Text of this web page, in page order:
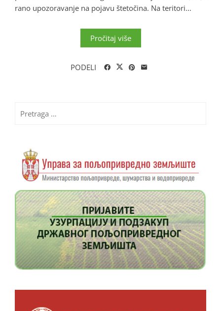
rano upozoravanje na pojavu štetočina. Na teritori...
Pročitaj više
PODELI
za: